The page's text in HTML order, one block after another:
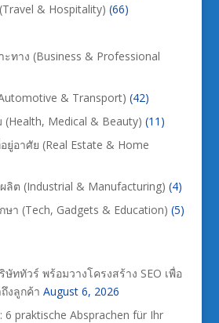
& Hospitality) (66)
ทาง (Business & Professional
& Transport) (42)
Medical & Beauty) (11)
อาศัย (Real Estate & Home
ลิต (Industrial & Manufacturing) (4)
า (Tech, Gadgets & Education) (5)
ททัวร์ พร้อมวางโครงสร้าง SEO เพื่อ
งลูกค้า August 6, 2026
6 praktische Absprachen für Ihr